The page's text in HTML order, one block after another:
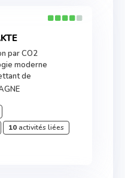
par CO2
moderne
de
10activités liées